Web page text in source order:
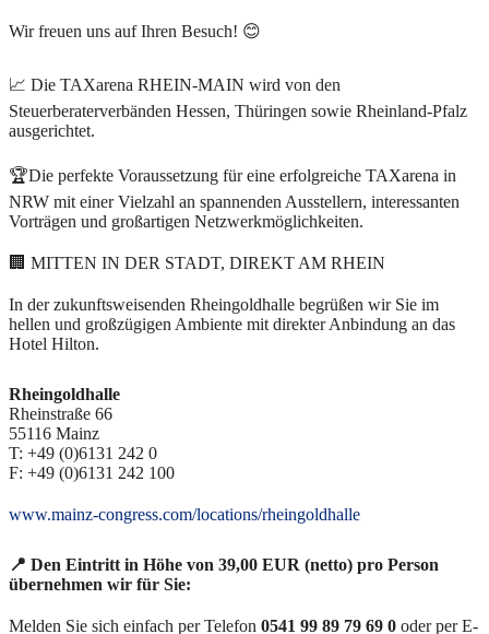
Wir freuen uns auf Ihren Besuch! 😊
📈 Die TAXarena RHEIN-MAIN wird von den
Steuerberaterverbänden Hessen, Thüringen sowie Rheinland-Pfalz
ausgerichtet.
🏆Die perfekte Voraussetzung für eine erfolgreiche TAXarena in
NRW mit einer Vielzahl an spannenden Ausstellern, interessanten
Vorträgen und großartigen Netzwerkmöglichkeiten.
🏢 MITTEN IN DER STADT, DIREKT AM RHEIN
In der zukunftsweisenden Rheingoldhalle begrüßen wir Sie im
hellen und großzügigen Ambiente mit direkter Anbindung an das
Hotel Hilton.
Rheingoldhalle
Rheinstraße 66
55116 Mainz
T: +49 (0)6131 242 0
F: +49 (0)6131 242 100
www.mainz-congress.com/locations/rheingoldhalle
📍 Den Eintritt in Höhe von 39,00 EUR (netto) pro Person
übernehmen wir für Sie:
Melden Sie sich einfach per Telefon 0541 99 89 79 69 0 oder per E-